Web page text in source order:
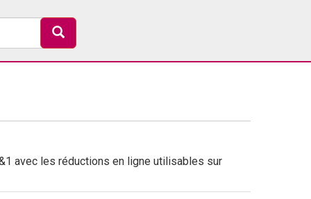
avec les réductions en ligne utilisables sur